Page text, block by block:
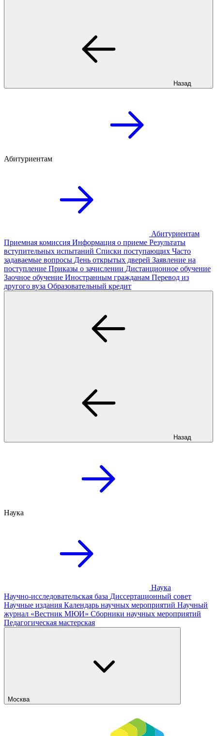
Назад
Абитуриентам
Абитуриентам
Приемная комиссия Информация о приеме Результаты
вступительных испытаний Списки поступающих Часто
задаваемые вопросы День открытых дверей Заявление на
поступление Приказы о зачислении Дистанционное обучение
Заочное обучение Иностранным гражданам Перевод из
другого вуза Образовательный кредит
Назад
Наука
Наука
Научно-исследовательская база Диссертационный совет
Научные издания Календарь научных мероприятий Научный
журнал «Вестник МЮИ» Сборники научных мероприятий
Педагогическая мастерская
Москва